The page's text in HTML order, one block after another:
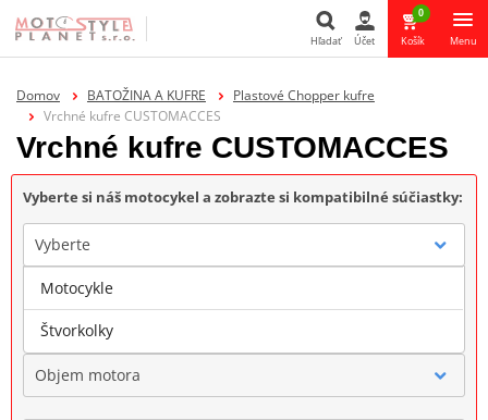
Hľadať Účet
0
Košík Menu
Domov BATOŽINA A KUFRE
Plastové Chopper kufre
Vrchné kufre CUSTOMACCES
Vrchné kufre CUSTOMACCES
Vyberte si náš motocykel a zobrazte si kompatibilné súčiastky:
Vyberte
Značka
Objem motora
Motocykle
Štvorkolky